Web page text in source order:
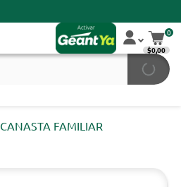
0
$0,00
CANASTA FAMILIAR